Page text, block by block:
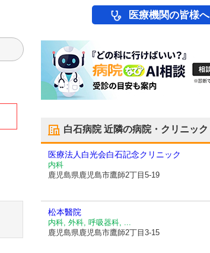
医療機関の皆様へ
白石病院近隣の病院・クリニック
医療法人白光会白石記念クリニック
内科
鹿児島県鹿児島市鷹師2丁目5-19
松本醫院
内科, 外科, 呼吸器科, ...
鹿児島県鹿児島市鷹師2丁目3-15